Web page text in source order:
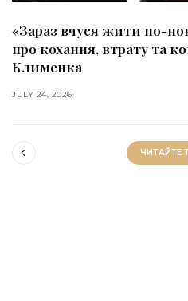
ЧИТАЙТЕ
«Зараз вчуся жити по-
про кохання, втрату та
Клименка
JULY 24, 2026